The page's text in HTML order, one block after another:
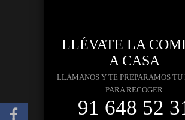
LLÉVATE LA
A CASA
LLÁMANOS Y TE PREPARAMOS TU
PARA RECOGER
91 648 52